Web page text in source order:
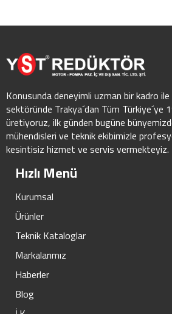
Konusunda deneyimli uzman bir kadro ile
sektöründe Trakya´dan Tüm Türkiye´ye
üretiyoruz, ilk günden bugüne
mühendisleri ve teknik ekibimizle
kesintisiz hizmet ve servis vermekteyiz.
Hızlı Menü
Kurumsal
Ürünler
Teknik Kataloglar
Markalarımız
Haberler
Blog